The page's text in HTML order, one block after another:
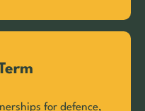
for defence,